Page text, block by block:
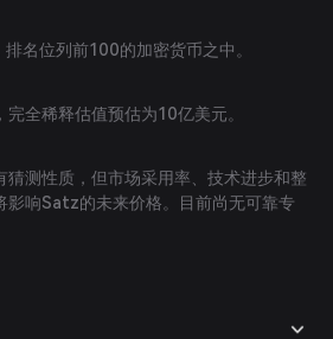
名位列前100的加密货币之中。
全稀释估值预估为10亿美元。
猜测性质，但市场采用率、技术进步和整
影响Satz的未来价格。目前尚无可靠专